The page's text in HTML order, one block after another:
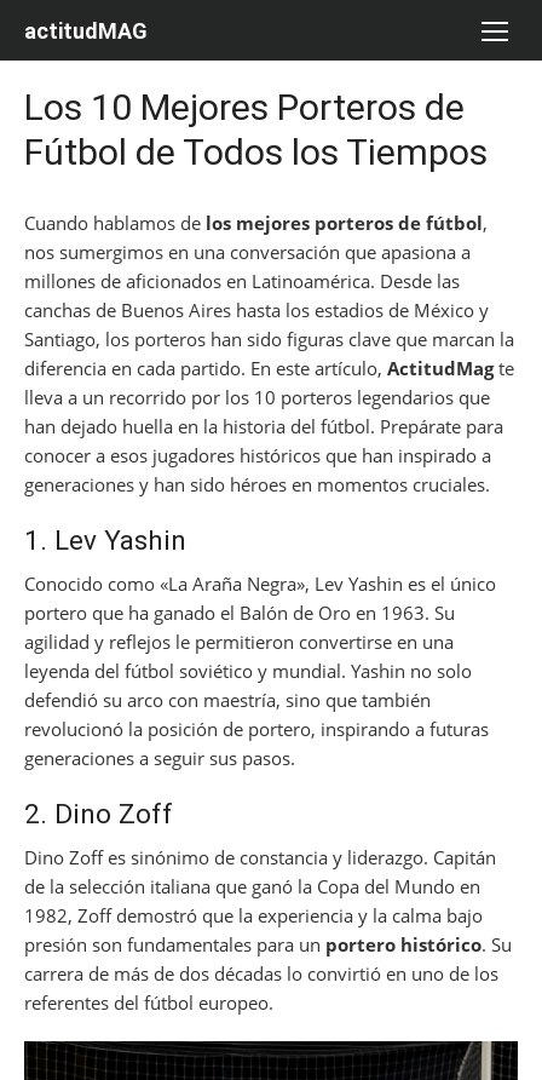
actitudMAG
Los 10 Mejores Porteros de
Fútbol de Todos los Tiempos
Cuando hablamos de los mejores porteros de fútbol,
nos sumergimos en una conversación que apasiona a
millones de aficionados en Latinoamérica. Desde las
canchas de Buenos Aires hasta los estadios de México y
Santiago, los porteros han sido figuras clave que marcan la
diferencia en cada partido. En este artículo, ActitudMagte
lleva a un recorrido por los 10 porteros legendarios que
han dejado huella en la historia del fútbol. Prepárate para
conocer a esos jugadores históricos que han inspirado a
generaciones y han sido héroes en momentos cruciales.
1. Lev Yashin
Conocido como «La Araña Negra», Lev Yashin es el único
portero que ha ganado el Balón de Oro en 1963. Su
agilidad y reflejos le permitieron convertirse en una
leyenda del fútbol soviético y mundial. Yashin no solo
defendió su arco con maestría, sino que también
revolucionó la posición de portero, inspirando a futuras
generaciones a seguir sus pasos.
2. Dino Zoff
Dino Zoff es sinónimo de constancia y liderazgo. Capitán
de la selección italiana que ganó la Copa del Mundo en
1982, Zoff demostró que la experiencia y la calma bajo
presión son fundamentales para un portero histórico. Su
carrera de más de dos décadas lo convirtió en uno de los
referentes del fútbol europeo.